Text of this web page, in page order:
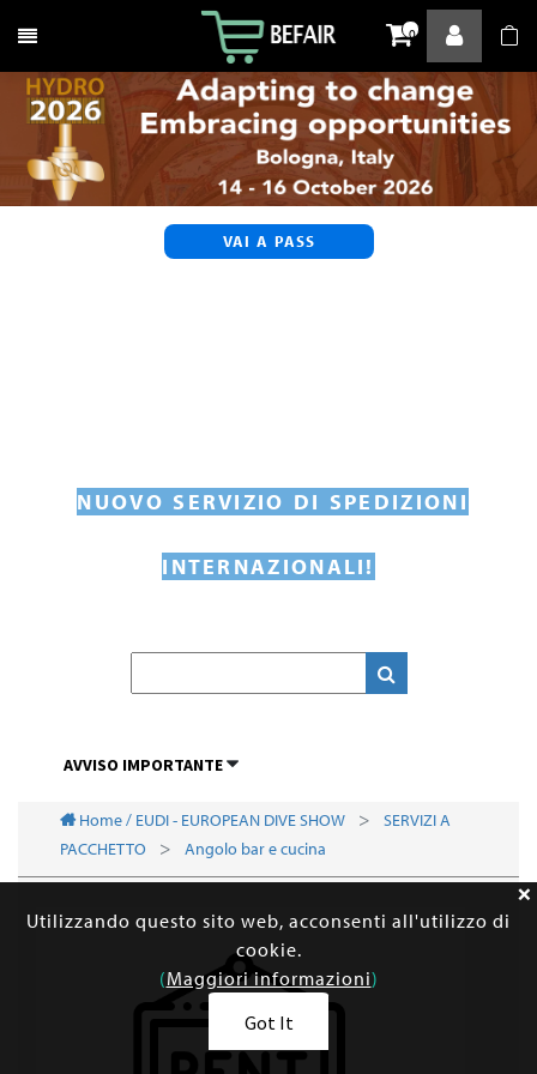
Attiva / disattiva la navigazione 0
VAI A PASS
NUOVO SERVIZIO DI SPEDIZIONI
INTERNAZIONALI!
AVVISO IMPORTANTE
Home / EUDI - EUROPEAN DIVE SHOW
SERVIZI A
PACCHETTO
Angolo bar e cucina
Utilizzando questo sito web, acconsenti all'utilizzo di
cookie.
(Maggiori informazioni)
Got It